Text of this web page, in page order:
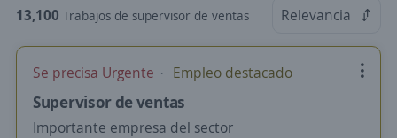
13,100 Trabajos de supervisor de ventas Relevancia
Se precisa Urgente Empleo destacado
Supervisor de ventas
Importante empresa del sector